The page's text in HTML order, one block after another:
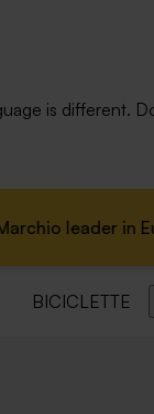
is different.
in Europa · 📦
BICICLETTE